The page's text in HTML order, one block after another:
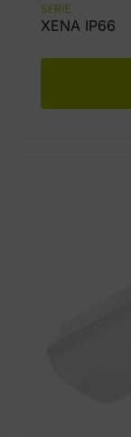
SERIE
XENA IP66